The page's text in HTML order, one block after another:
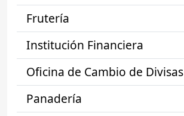
Frutería
Institución Financiera
Oficina de Cambio de Divisas
Panadería